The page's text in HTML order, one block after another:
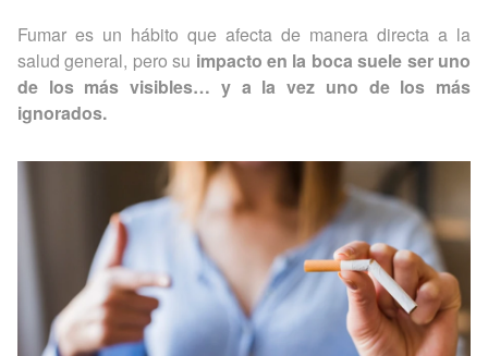
Fumar es un hábito que afecta de manera directa a la
salud general, pero su impacto en la boca suele ser uno
de los más visibles… y a la vez uno de los más
ignorados.